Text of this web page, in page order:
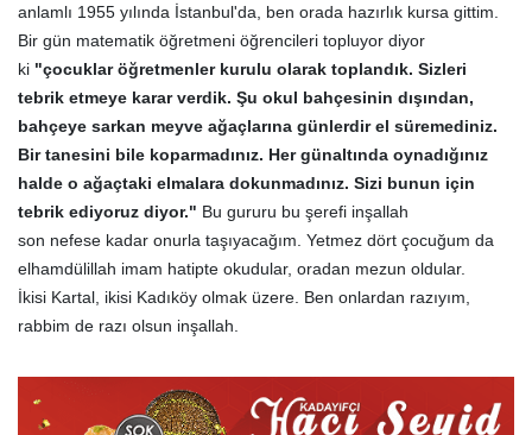
anlamlı 1955 yılında İstanbul'da, ben orada hazırlık kursa gittim.
Bir gün matematik öğretmeni öğrencileri topluyor diyor
ki "çocuklar öğretmenler kurulu olarak toplandık. Sizleri
tebrik etmeye karar verdik. Şu okul bahçesinin dışından,
bahçeye sarkan meyve ağaçlarına günlerdir el süremediniz.
Bir tanesini bile koparmadınız. Her günaltında oynadığınız
halde o ağaçtaki elmalara dokunmadınız. Sizi bunun için
tebrik ediyoruz diyor." Bu gururu bu şerefi inşallah
son nefese kadar onurla taşıyacağım. Yetmez dört çocuğum da
elhamdülillah imam hatipte okudular, oradan mezun oldular.
İkisi Kartal, ikisi Kadıköy olmak üzere. Ben onlardan razıyım,
rabbim de razı olsun inşallah.